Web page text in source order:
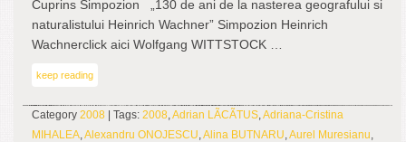
Cuprins Simpozion „130 de ani de la nasterea geografului si
naturalistului Heinrich Wachner” Simpozion Heinrich
Wachnerclick aici Wolfgang WITTSTOCK …
keep reading
Category 2008 | Tags: 2008,Adrian LÃCÃTUS,Adriana-Cristina
MIHALEA,Alexandru ONOJESCU,Alina BUTNARU,Aurel Muresianu,